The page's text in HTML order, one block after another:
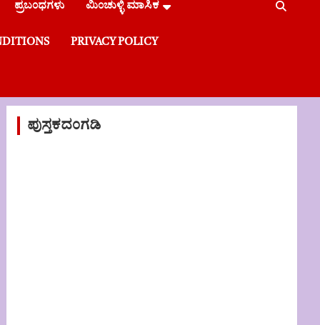
ಪ್ರಬಂಧಗಳು ಮಿಂಚುಳ್ಳಿ ಮಾಸಿಕ
PRIVACY POLICY
ಪುಸ್ತಕದಂಗಡಿ